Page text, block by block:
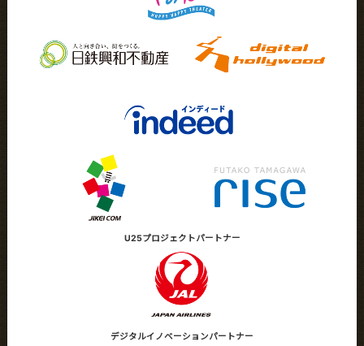
U25プロジェクトパートナー
デジタルイノベーションパートナー